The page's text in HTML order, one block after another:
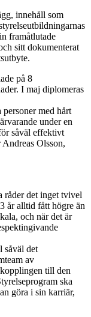
innehåll som
framåtlutade
sitt dokumenterat
på 8
I maj diplomeras
personer med hårt
under en
såväl effektivt
Andreas Olsson,
råder det inget tvivel
år alltid fått högre än
och när det är
såväl det
av
till den
ska
göra i sin karriär,